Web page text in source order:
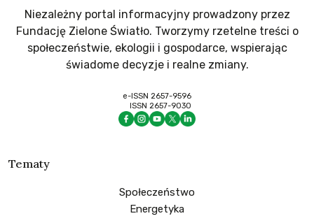
Niezależny portal informacyjny prowadzony przez
Fundację Zielone Światło. Tworzymy rzetelne treści o
społeczeństwie, ekologii i gospodarce, wspierając
świadome decyzje i realne zmiany.
e-ISSN 2657-9596
ISSN 2657-9030
Tematy
Społeczeństwo
Energetyka